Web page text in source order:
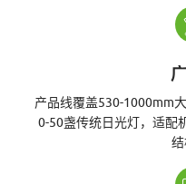
照
产品线覆盖530-1000mm
0-50盏传统日光灯，适配
结